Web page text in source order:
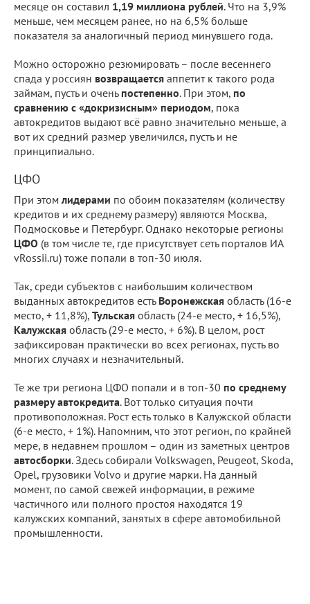
месяце он составил 1,19 миллиона рублей. Что на 3,9%
меньше, чем месяцем ранее, но на 6,5% больше
показателя за аналогичный период минувшего года.
Можно осторожно резюмировать – после весеннего
спада у россиян возвращается аппетит к такого рода
займам, пусть и очень постепенно. При этом, по
сравнению с «докризисным» периодом, пока
автокредитов выдают всё равно значительно меньше, а
вот их средний размер увеличился, пусть и не
принципиально.
ЦФО
При этом лидерами по обоим показателям (количеству
кредитов и их среднему размеру) являются Москва,
Подмосковье и Петербург. Однако некоторые регионы
ЦФО (в том числе те, где присутствует сеть порталов ИА
vRossii.ru) тоже попали в топ-30 июля.
Так, среди субъектов с наибольшим количеством
выданных автокредитов есть Воронежская область (16-е
место, + 11,8%), Тульская область (24-е место, + 16,5%),
Калужская область (29-е место, + 6%). В целом, рост
зафиксирован практически во всех регионах, пусть во
многих случаях и незначительный.
Те же три региона ЦФО попали и в топ-30 по среднему
размеру автокредита. Вот только ситуация почти
противоположная. Рост есть только в Калужской области
(6-е место, + 1%). Напомним, что этот регион, по крайней
мере, в недавнем прошлом – один из заметных центров
автосборки. Здесь собирали Volkswagen, Peugeot, Skoda,
Opel, грузовики Volvo и другие марки. На данный
момент, по самой свежей информации, в режиме
частичного или полного простоя находятся 19
калужских компаний, занятых в сфере автомобильной
промышленности.